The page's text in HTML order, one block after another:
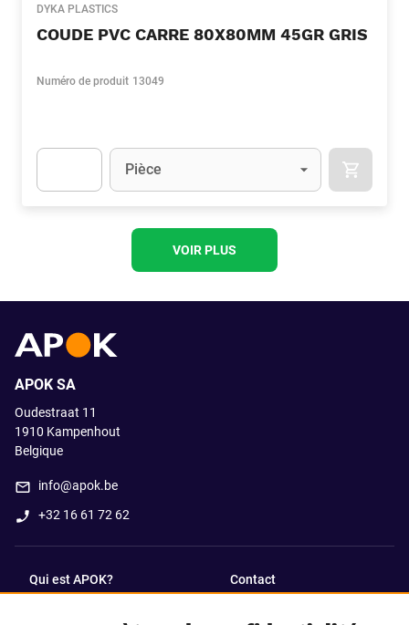
DYKA PLASTICS
COUDE PVC CARRE 80X80MM 45GR GRIS
Numéro de produit 13049
Unité
Pièce
VOIR PLUS
APOK SA
Oudestraat 11
1910 Kampenhout
Belgique
info@apok.be
+32 16 61 72 62
Qui est APOK? Contact